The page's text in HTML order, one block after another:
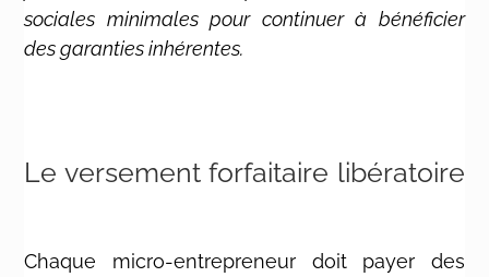
sociales minimales pour continuer à bénéficier
des garanties inhérentes.
Le versement forfaitaire libératoire
Chaque micro-entrepreneur doit payer des